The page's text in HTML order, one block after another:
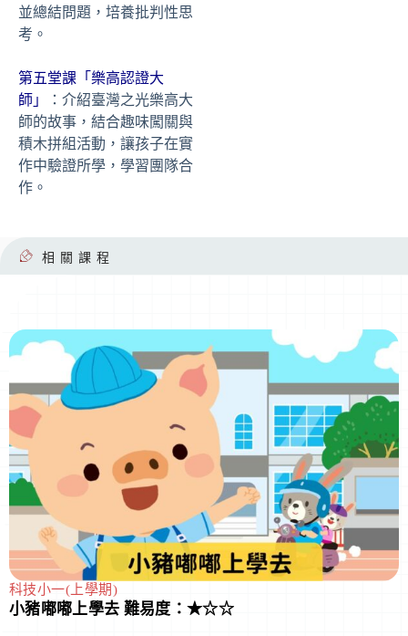
並總結問題，培養批判性思
考。
第五堂課「樂高認證大
師」
：介紹臺灣之光樂高大
師的故事，結合趣味闖關與
積木拼組活動，讓孩子在實
作中驗證所學，學習團隊合
作。
相關課程
科技小一(上學期)
小豬嘟嘟上學去 難易度：★☆☆